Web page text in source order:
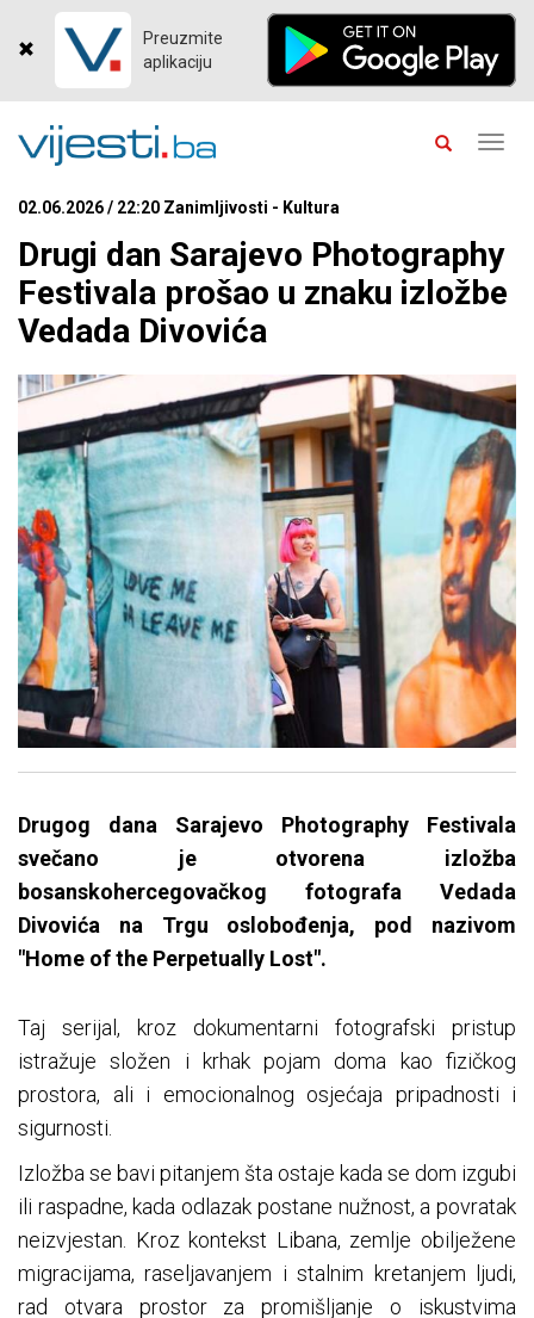
Preuzmite
aplikaciju
02.06.2026 / 22:20 Zanimljivosti - Kultura
Drugi dan Sarajevo Photography
Festivala prošao u znaku izložbe
Vedada Divovića
Drugog dana Sarajevo Photography Festivala
svečano je otvorena izložba
bosanskohercegovačkog fotografa Vedada
Divovića na Trgu oslobođenja, pod nazivom
"Home of the Perpetually Lost".
Taj serijal, kroz dokumentarni fotografski pristup
istražuje složen i krhak pojam doma kao fizičkog
prostora, ali i emocionalnog osjećaja pripadnosti i
sigurnosti.
Izložba se bavi pitanjem šta ostaje kada se dom izgubi
ili raspadne, kada odlazak postane nužnost, a povratak
neizvjestan. Kroz kontekst Libana, zemlje obilježene
migracijama, raseljavanjem i stalnim kretanjem ljudi,
rad otvara prostor za promišljanje o iskustvima